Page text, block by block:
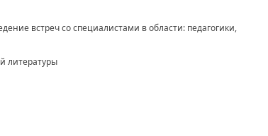
встреч со специалистами в области: педагогики,
литературы